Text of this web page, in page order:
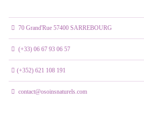
70 Grand'Rue 57400 SARREBOURG
(+33) 06 67 93 06 57
(+352) 621 108 191
contact@osoinsnaturels.com